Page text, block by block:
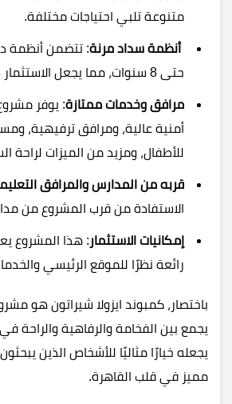
متنوعة تلبي احتياجات مختلفة.
أنظمة سداد مرنة: تتضمن أنظمة
حتى 8 سنوات، مما يجعل الاستثمار سهلاً وميسرًا.
مرافق وخدمات ممتازة: يوفر
أمنية عالية، ومرافق ترفيهية،
للأطفال، ومزيد من الميزات لراحة
قربه من المدارس والمرافق
الاستفادة من قرب المشروع من
إمكانيات الاستثمار : هذا المشروع
رائعة نظرًا للموقع الرئيسي
باختصار، كمبوند ايزولا شيراتون هو
يجمع بين الفخامة والرفاهية والراحة
يجعله خيارًا مثاليًا للأشخاص الذين
مميز في قلب القاهرة.